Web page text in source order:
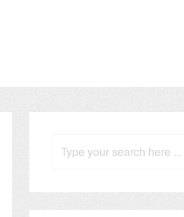
for: